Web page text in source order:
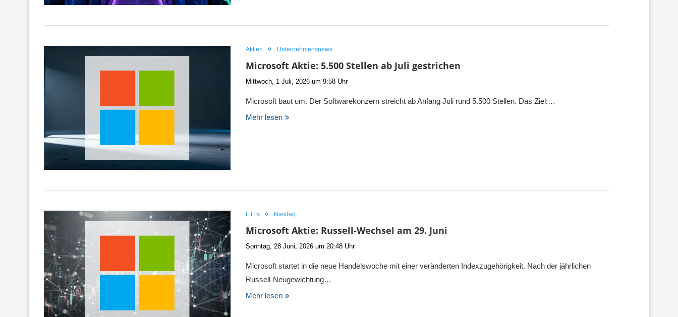
Aktien Unternehmensnews
Microsoft Aktie: 5.500 Stellen ab Juli gestrichen
Mittwoch, 1 Juli, 2026 um 9:58 Uhr
Microsoft baut um. Der Softwarekonzern streicht ab Anfang Juli rund 5.500 Stellen. Das Ziel:…
Mehr lesen
ETFs Nasdaq
Microsoft Aktie: Russell-Wechsel am 29. Juni
Sonntag, 28 Juni, 2026 um 20:48 Uhr
Microsoft startet in die neue Handelswoche mit einer veränderten Indexzugehörigkeit. Nach der jährlichen
Russell-Neugewichtung…
Mehr lesen